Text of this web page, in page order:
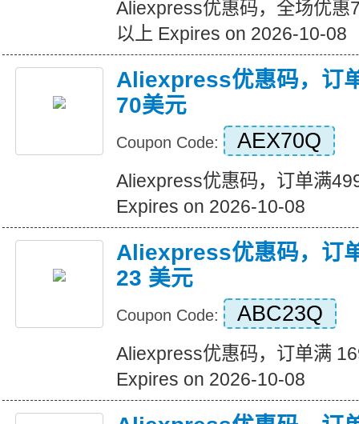
Aliexpress优惠码，全场优惠
以上 Expires on 2026-10-08
Aliexpress优惠码，订
70美元
Coupon Code: AEX70Q
Aliexpress优惠码，订单满
Expires on 2026-10-08
Aliexpress优惠码，订
23 美元
Coupon Code: ABC23Q
Aliexpress优惠码，订单满
Expires on 2026-10-08